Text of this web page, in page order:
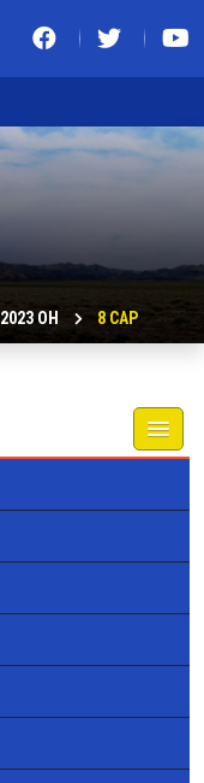
2023 ОН 8 САР